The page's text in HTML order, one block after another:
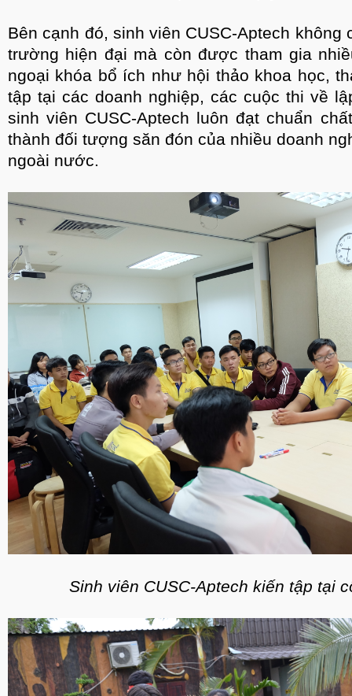
Bên cạnh đó, sinh viên CUSC-Aptech
trường hiện đại mà còn được tham gia
ngoại khóa bổ ích như hội thảo khoa học,
tập tại các doanh nghiệp, các cuộc thi về
sinh viên CUSC-Aptech luôn đạt chuẩn
thành đối tượng săn đón của nhiều doanh
ngoài nước.
Sinh viên CUSC-Aptech kiến tập tại